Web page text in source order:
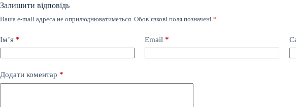
Залишити відповідь
Ваша e-mail адреса не оприлюднюватиметься. Обов’язкові поля позначені *
Ім’я * Email *
Додати коментар *